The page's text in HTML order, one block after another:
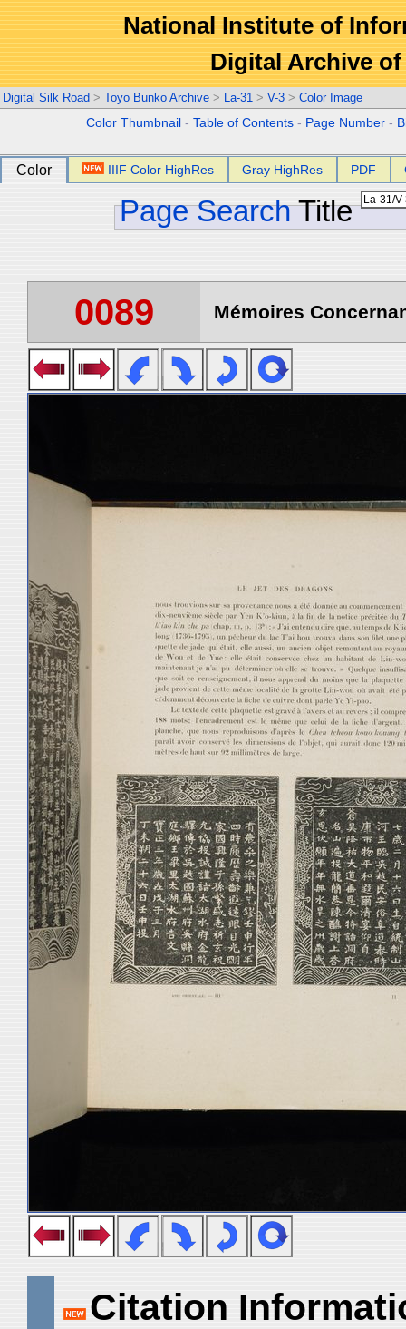
National Institute of
Digital Archive
Digital Silk Road > Toyo Bunko Archive > La-31 > V-3 > Color Image
Color Thumbnail -Table of Contents - Page Number -
Color IIIF Color HighRes Gray HighRes PDF
Page Search Title
0089 Mémoires
Citation